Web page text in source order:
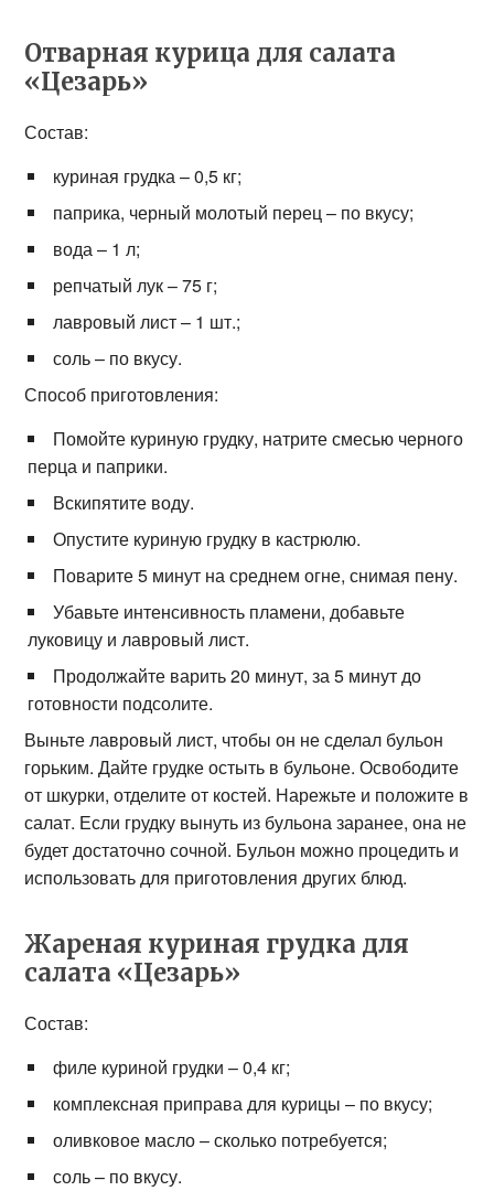
Отварная курица для салата
«Цезарь»
Состав:
куриная грудка – 0,5 кг;
паприка, черный молотый перец – по вкусу;
вода – 1 л;
репчатый лук – 75 г;
лавровый лист – 1 шт.;
соль – по вкусу.
Способ приготовления:
Помойте куриную грудку, натрите смесью черного
перца и паприки.
Вскипятите воду.
Опустите куриную грудку в кастрюлю.
Поварите 5 минут на среднем огне, снимая пену.
Убавьте интенсивность пламени, добавьте
луковицу и лавровый лист.
Продолжайте варить 20 минут, за 5 минут до
готовности подсолите.
Выньте лавровый лист, чтобы он не сделал бульон
горьким. Дайте грудке остыть в бульоне. Освободите
от шкурки, отделите от костей. Нарежьте и положите в
салат. Если грудку вынуть из бульона заранее, она не
будет достаточно сочной. Бульон можно процедить и
использовать для приготовления других блюд.
Жареная куриная грудка для
салата «Цезарь»
Состав:
филе куриной грудки – 0,4 кг;
комплексная приправа для курицы – по вкусу;
оливковое масло – сколько потребуется;
соль – по вкусу.